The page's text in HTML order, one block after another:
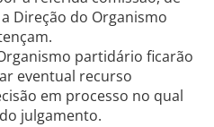
Direção do Organismo
partidário ficarão
eventual recurso
em processo no qual
julgamento.